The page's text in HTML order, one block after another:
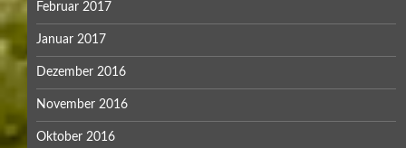
Februar 2017
Januar 2017
Dezember 2016
November 2016
Oktober 2016